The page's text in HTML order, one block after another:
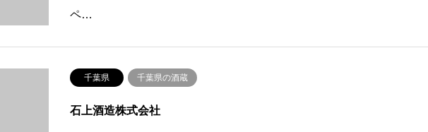
ペ…
千葉県 千葉県の酒蔵
石上酒造株式会社